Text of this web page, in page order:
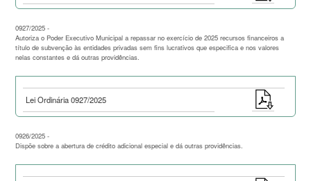
0927/2025 -
Autoriza o Poder Executivo Municipal a repassar no exercício de 2025 recursos financeiros a
título de subvenção às entidades privadas sem fins lucrativos que especifica e nos valores
nelas constantes e dá outras providências.
Lei Ordinária 0927/2025
0926/2025 -
Dispõe sobre a abertura de crédito adicional especial e dá outras providências.